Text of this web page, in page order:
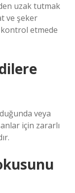
uzak tutmak
ve şeker
kontrol etmede
veya
için zararlı